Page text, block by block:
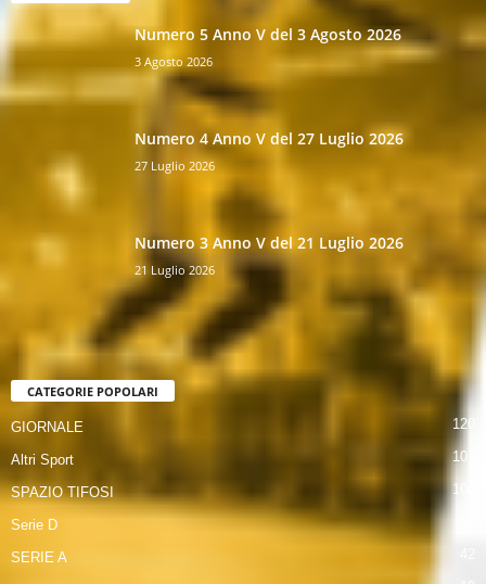
Numero 5 Anno V del 3 Agosto 2026
3 Agosto 2026
Numero 4 Anno V del 27 Luglio 2026
27 Luglio 2026
Numero 3 Anno V del 21 Luglio 2026
21 Luglio 2026
CATEGORIE POPOLARI
GIORNALE 120
Altri Sport 107
SPAZIO TIFOSI 104
Serie D
SERIE A